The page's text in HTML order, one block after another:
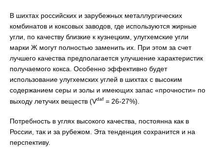
В шихтах российских и зарубежных металлургических
комбинатов и кок­совых заводов, где используются жирные
угли, по качеству близкие к кузнец­ким, улугхемские угли
марки Ж могут полностью заменить их. При этом за счет
лучшего качества предполагается улучшение характеристик
получаемого кокса. Особенно эффективно будет
использование улугхемских углей в шихтах с высоким
содержанием серы и золы и имеющих запас «прочности» по
выходу летучих веществ (Vdaf = 26-27%).
Потребность в углях высокого качества, постоянна как в
России, так и за рубежом. Эта тенденция сохранится и на
перспективу.